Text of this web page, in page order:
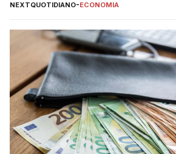
NEXTQUOTIDIANO-ECONOMIA